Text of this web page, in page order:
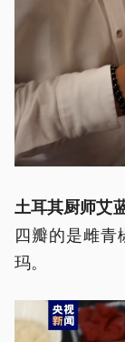
土耳其厨师艾
四瓣的是雌青
玛。